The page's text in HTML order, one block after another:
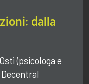
dalla
(psicologa e